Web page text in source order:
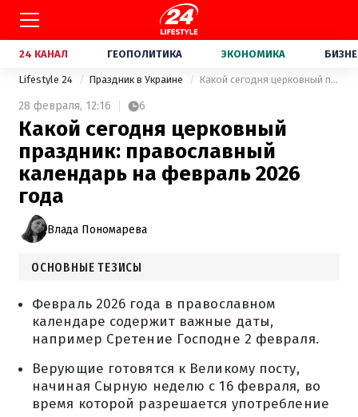
24 КАНАЛ ГЕОПОЛИТИКА ЭКОНОМИКА
Lifestyle 24 Праздник в Украине Какой сегодня церковный праздник: православный календарь на февраль 2026 года
28 февраля, 12:16 6
Какой сегодня церковный
праздник: православный
календарь на февраль 2026
года
Влада Пономарева
ОСНОВНЫЕ ТЕЗИСЫ
Февраль 2026 года в православном
календаре содержит важные даты,
например Сретение Господне 2 февраля.
Верующие готовятся к Великому посту,
начиная Сырную неделю с 16 февраля, во
время которой разрешается употребление